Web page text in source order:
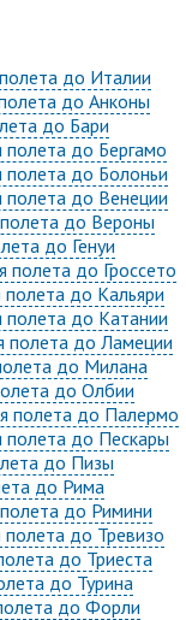
до Италии
до Анконы
до Бари
полета до Бергамо
полета до Болоньи
полета до Венеции
до Вероны
до Генуи
полета до Гроссето
до Кальяри
полета до Катании
полета до Ламеции
до Милана
до Олбии
полета до Палермо
полета до Пескары
до Пизы
до Рима
до Римини
до Тревизо
до Триеста
до Турина
до Форли